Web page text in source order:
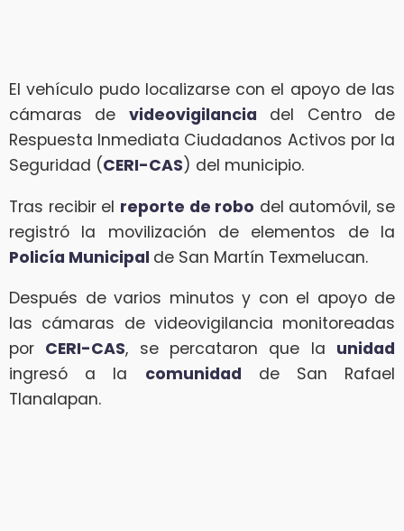
El vehículo pudo localizarse con el apoyo de las
cámaras de videovigilancia del Centro de
Respuesta Inmediata Ciudadanos Activos por la
Seguridad (CERI-CAS) del municipio.
Tras recibir el reporte de robo del automóvil, se
registró la movilización de elementos de la
Policía Municipal de San Martín Texmelucan.
Después de varios minutos y con el apoyo de
las cámaras de videovigilancia monitoreadas
por CERI-CAS, se percataron que la unidad
ingresó a la comunidad de San Rafael
Tlanalapan.